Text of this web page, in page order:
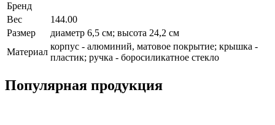
Бренд
Вес
144.00
Размер
диаметр 6,5 см; высота 24,2 см
Материал
корпус - алюминий, матовое покрытие; крышка -
пластик; ручка - боросиликатное стекло
Популярная продукция